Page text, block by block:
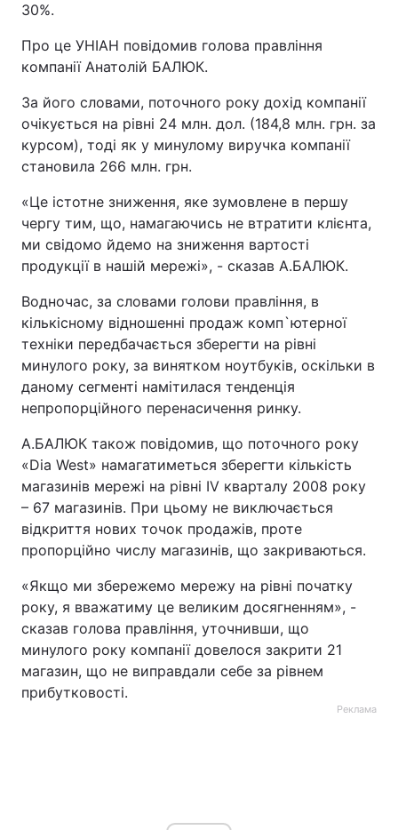
30%.
Про це УНІАН повідомив голова правління
компанії Анатолій БАЛЮК.
За його словами, поточного року дохід компанії
очікується на рівні 24 млн. дол. (184,8 млн. грн. за
курсом), тоді як у минулому виручка компанії
становила 266 млн. грн.
«Це істотне зниження, яке зумовлене в першу
чергу тим, що, намагаючись не втратити клієнта,
ми свідомо йдемо на зниження вартості
продукції в нашій мережі», - сказав А.БАЛЮК.
Водночас, за словами голови правління, в
кількісному відношенні продаж комп`ютерної
техніки передбачається зберегти на рівні
минулого року, за винятком ноутбуків, оскільки в
даному сегменті намітилася тенденція
непропорційного перенасичення ринку.
А.БАЛЮК також повідомив, що поточного року
«Dia West» намагатиметься зберегти кількість
магазинів мережі на рівні IV кварталу 2008 року
– 67 магазинів. При цьому не виключається
відкриття нових точок продажів, проте
пропорційно числу магазинів, що закриваються.
«Якщо ми збережемо мережу на рівні початку
року, я вважатиму це великим досягненням», -
сказав голова правління, уточнивши, що
минулого року компанії довелося закрити 21
магазин, що не виправдали себе за рівнем
прибутковості.
Реклама